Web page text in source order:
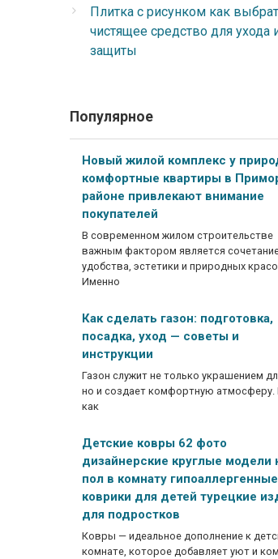
Плитка с рисунком как
чистящее средство для ухода
защиты
Популярное
Новый жилой комплекс у
комфортные квартиры в
районе привлекают внимание
покупателей
В современном жилом строительстве
важным фактором является
удобства, эстетики и природных
Именно
Как сделать газон: подготовка,
посадка, уход — советы и
инструкции
Газон служит не только украшением
но и создает комфортную атмосферу.
как
Детские ковры 62 фото
дизайнерские круглые модели
пол в комнату гипоаллергенные
коврики для детей турецкие
для подростков
Ковры — идеальное дополнение к
комнате, которое добавляет уют и